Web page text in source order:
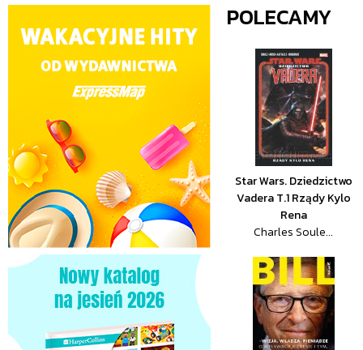
POLECAMY
Star Wars. Dziedzictwo
Vadera T.1 Rządy Kylo
Rena
Charles Soule...